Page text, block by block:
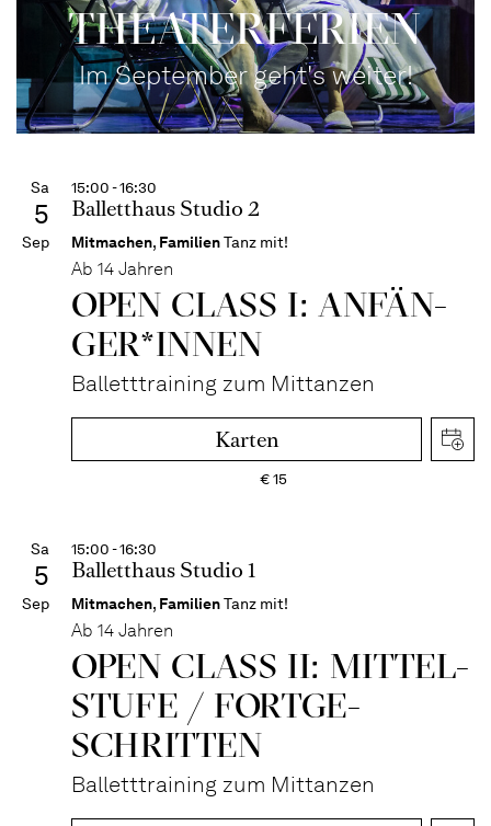
THEATERFERIEN
Im September geht's weiter!
Sa
5
Sep
15:00 - 16:30
Balletthaus Studio 2
Mitmachen, FamilienTanz mit!
Ab 14 Jahren
OPEN CLASS I: ANFÄN­
GER*IN­NEN
Balletttraining zum Mittanzen
Karten
€15
Sa
5
Sep
15:00 - 16:30
Balletthaus Studio 1
Mitmachen, FamilienTanz mit!
Ab 14 Jahren
OPEN CLASS II: MITTEL­
STUFE / FORT­GE­
SCHRITTEN
Balletttraining zum Mittanzen